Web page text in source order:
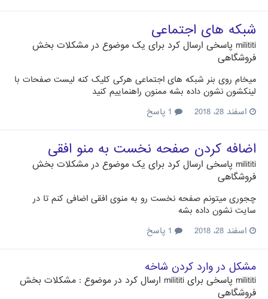
شبکه های اجتماعی
milititi پاسخی ارسال کرد برای یک موضوع در مشکلات بخش
فروشگاهی
میخام روی بنر شبکه های اجتماعی هرکی کلیک کنه لیست صفحات با
لینکشون نشون داده بشه ممنون راهنماییم کنید
اسفند 28، 2018
اضافه کردن صفحه نخست به منو افقی
milititi پاسخی ارسال کرد برای یک موضوع در مشکلات بخش
فروشگاهی
چجوری میتونم صفحه نخست رو به منوی افقی اضافی کنم تا در
سایت نشون داده بشه
اسفند 28، 2018
مشکل در وارد کردن شاخه
milititi پاسخی برای milititi ارسال کرد در موضوع : مشکلات بخش
فروشگاهی